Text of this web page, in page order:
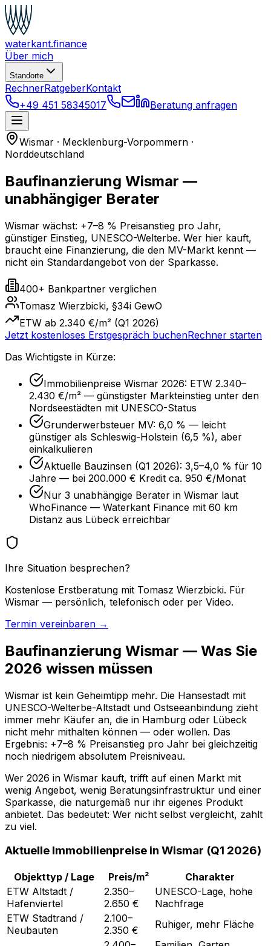
waterkant.finance
Über mich
Standorte
RechnerRatgeberKontakt
+49 451 58345017
Beratung anfragen
Wismar · Mecklenburg-Vorpommern ·
Norddeutschland
Baufinanzierung Wismar —
unabhängiger Berater
Wismar wächst: +7–8 % Preisanstieg pro Jahr,
günstiger Einstieg, UNESCO-Welterbe. Wer hier kauft,
braucht eine Finanzierung, die den MV-Markt kennt —
nicht ein Standardangebot von der Sparkasse.
400+ Bankpartner verglichen
Tomasz Wierzbicki, §34i GewO
ETW ab 2.340 €/m² (Q1 2026)
Jetzt kostenloses Erstgespräch buchenRechner starten
Das Wichtigste in Kürze:
Immobilienpreise Wismar 2026: ETW 2.340–
2.430 €/m² — günstigster Markteinstieg unter den
Nordseestädten mit UNESCO-Status
Grunderwerbsteuer MV: 6,0 % — leicht
günstiger als Schleswig-Holstein (6,5 %), aber
einkalkulieren
Aktuelle Bauzinsen (Q1 2026): 3,5–4,0 % für 10
Jahre — bei 200.000 € Kredit ca. 950 €/Monat
Nur 3 unabhängige Berater in Wismar laut
WhoFinance — Waterkant Finance mit 60 km
Distanz aus Lübeck erreichbar
Ihre Situation besprechen?
Kostenlose Erstberatung mit Tomasz Wierzbicki. Für
Wismar — persönlich, telefonisch oder per Video.
Termin vereinbaren →
Baufinanzierung Wismar — Was Sie
2026 wissen müssen
Wismar ist kein Geheimtipp mehr. Die Hansestadt mit
UNESCO-Welterbe-Altstadt und Ostseeanbindung zieht
immer mehr Käufer an, die in Hamburg oder Lübeck
nicht mehr mithalten können — oder wollen. Das
Ergebnis: +7–8 % Preisanstieg pro Jahr bei gleichzeitig
noch niedrigem absolutem Preisniveau.
Wer 2026 in Wismar kauft, trifft auf einen Markt mit
wenig Angebot, wenig Beratungsinfrastruktur und einer
Sparkasse, die naturgemäß nur ihr eigenes Produkt
anbietet. Das bedeutet: Wer nicht selbst vergleicht, zahlt
zu viel.
Aktuelle Immobilienpreise in Wismar (Q1 2026)
Objekttyp / Lage Preis/m²
Charakter
ETW Altstadt /
Hafenviertel
2.350–
2.650 €
UNESCO-Lage, hohe
Nachfrage
ETW Stadtrand /
Neubauten
2.100–
2.350 €
Ruhiger, mehr Fläche